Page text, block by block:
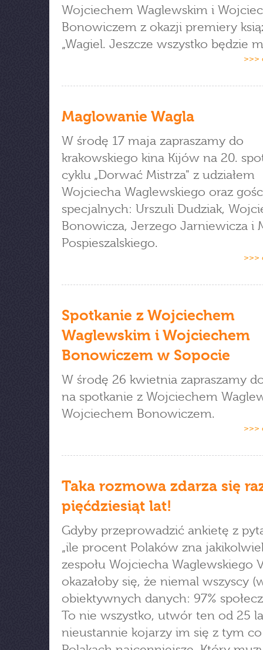
Wojciechem Waglewskim i
Bonowiczem z okazji premiery
„Wagiel. Jeszcze wszystko będzie
>>>
Maglowanie Wagla
W środę 17 maja zapraszamy do
krakowskiego kina Kijów na 20.
cyklu „Dorwać Mistrza" z udziałem
Wojciecha Waglewskiego oraz
specjalnych: Urszuli Dudziak,
Bonowicza, Jerzego Jarniewicza i
Pospieszalskiego.
>>>
Spotkanie z Wojciechem
Waglewskim i Wojciechem
Bonowiczem w Sopocie
W środę 26 kwietnia zapraszamy
na spotkanie z Wojciechem
Wojciechem Bonowiczem.
>>>
Taka rozmowa zdarza się
pięćdziesiąt lat!
Gdyby przeprowadzić ankietę z
„ile procent Polaków zna
zespołu Wojciecha Waglewskiego
okazałoby się, że niemal wszyscy
obiektywnych danych: 97%
To nie wszystko, utwór ten od 25
nieustannie kojarzy im się z tym